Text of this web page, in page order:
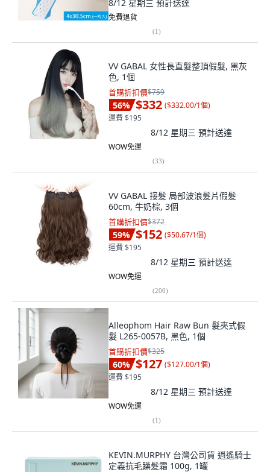
8/12 星期三 預計送達
免費退貨
(1)
VV GABAL 女性長直髮整頂假髮, 黑灰
色, 1個
首購折扣價$759
56% $332 ($332.00/1個)
運費 $195
8/12 星期三 預計送達
WOW免運
(33)
VV GABAL 接髮 局部波浪髮片假髮
60cm, 牛奶棕, 3個
首購折扣價$372
59% $152 ($50.67/1個)
運費 $195
8/12 星期三 預計送達
WOW免運
(200)
Alleophom Hair Raw Bun 髮夾式假
髮 L265-0057B, 黑色, 1個
首購折扣價$325
60% $127 ($127.00/1個)
運費 $195
8/12 星期三 預計送達
WOW免運
(1)
KEVIN.MURPHY 台灣公司貨 逍遙騎士
定義抗毛躁髮霜 100g, 1罐